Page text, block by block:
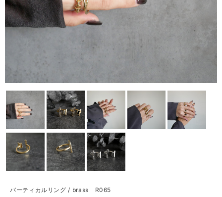
バーティカルリング / brass R065